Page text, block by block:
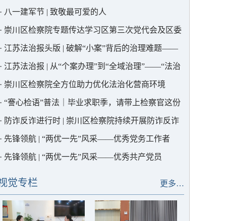
区检察院联合社会工作部开展支部共建活动
八一建军节 | 致敬最可爱的人
崇川区检察院专题传达学习区第三次党代会及区委
届一次全会精神
江苏法治报头版 | 破解“小案”背后的治理难题——
川检察“热力地图”当参谋
江苏法治报 | 从“个案办理”到“全域治理”——“法治
会长”解锁行业治理新范式
崇川区检察院全方位助力优化法治化营商环境
“謇心检语”普法｜毕业求职季，请带上检察官这份
避坑指南”
防诈反诈进行时 | 崇川区检察院持续开展防诈反诈
传活动
先锋领航 | “两优一先”风采——优秀党务工作者
先锋领航 | “两优一先”风采——优秀共产党员
更多…
觉专栏